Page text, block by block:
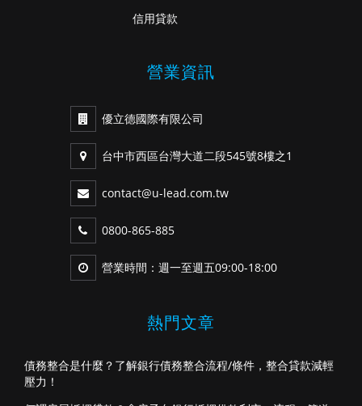
信用貸款
營業資訊
優立德國際有限公司
台中市西區台灣大道二段545號8樓之1
contact@u-lead.com.tw
0800-865-885
營業時間：週一至週五09:00-18:00
熱門文章
債務整合是什麼？了解銀行債務整合流程/條件，整合貸款減輕
壓力！